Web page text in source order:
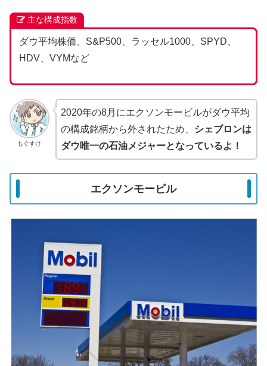
主な構成指数
ダウ平均株価、S&P500、ラッセル1000、SPYD、
HDV、VYMなど
もぐすけ
2020年の8月にエクソンモービルがダウ平均
の構成銘柄から外されたため、 シェブロンは
ダウ唯一の石油メジャーとなっているよ！
エクソンモービル